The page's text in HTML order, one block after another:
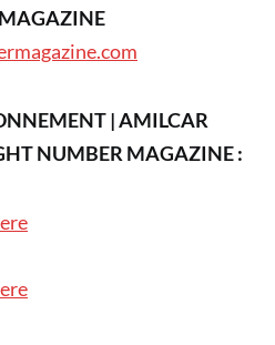
| AMILCAR
NUMBER MAGAZINE :